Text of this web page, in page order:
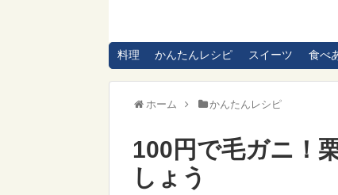
料理 かんたんレシピ スイーツ 食べ
ホーム かんたんレシピ
100円で毛ガニ！
しょう